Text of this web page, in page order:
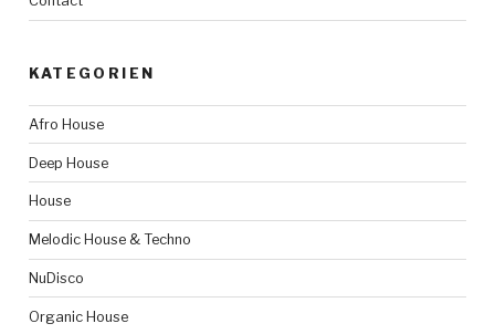
KATEGORIEN
Afro House
Deep House
House
Melodic House & Techno
NuDisco
Organic House